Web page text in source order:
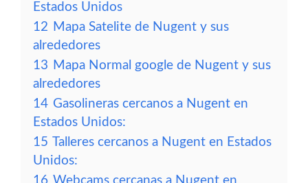
Estados Unidos
12 Mapa Satelite de Nugent y sus
alrededores
13 Mapa Normal google de Nugent y sus
alrededores
14 Gasolineras cercanos a Nugent en
Estados Unidos:
15 Talleres cercanos a Nugent en Estados
Unidos: